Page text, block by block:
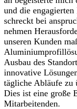
und die
schreckt bei
nehmen
unseren Kunden
Ausbau des
innovative
tägliche Abläufe zu
Dies ist eine große
Mitarbeitenden.